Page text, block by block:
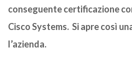
conseguente certificazione
Cisco Systems. Si apre così
l’azienda.